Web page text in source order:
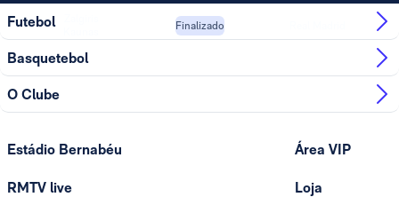
Finalizado
Futebol
Basquetebol
O Clube
Estádio Bernabéu
RMTV live
Área VIP
Loja